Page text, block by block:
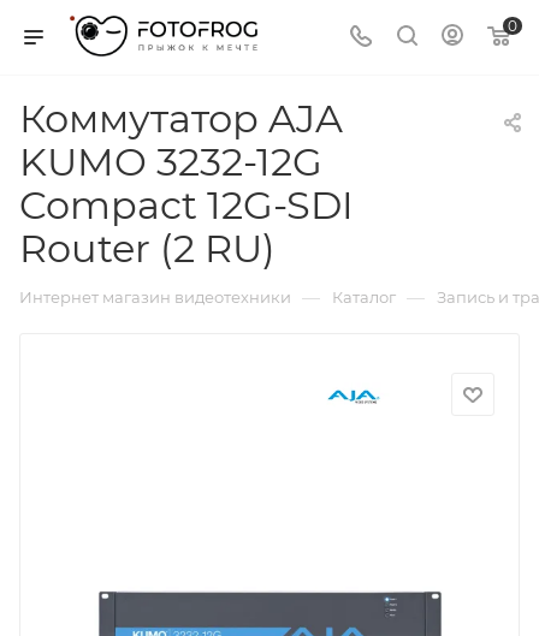
0
Коммутатор AJA
KUMO 3232-12G
Compact 12G-SDI
Router (2 RU)
Интернет магазин видеотехники — Каталог — Запись и